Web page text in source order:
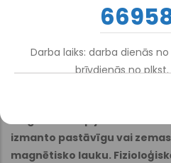
Magnetoterapija
izmanto pastāvīgu vai
magnētisko lauku.
Darba laiks: darba dienās
brīvdienās no plkst.